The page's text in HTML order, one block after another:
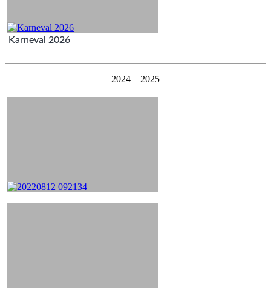
Karneval 2026
2024 – 2025